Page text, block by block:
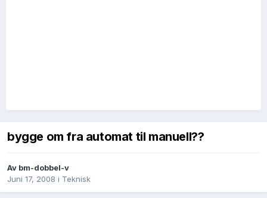
bygge om fra automat til manuell??
Av bm-dobbel-v
Juni 17, 2008 i Teknisk